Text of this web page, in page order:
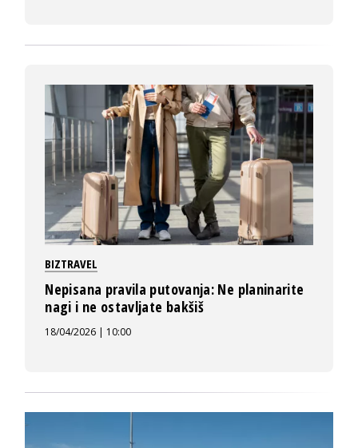
BIZTRAVEL
Nepisana pravila putovanja: Ne planinarite
nagi i ne ostavljate bakšiš
18/04/2026 | 10:00